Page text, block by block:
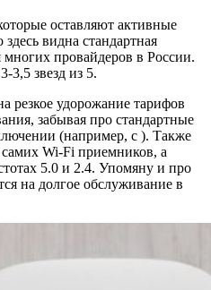
оставляют активные
видна стандартная
провайдеров в России.
3,5 звезд из 5.
резкое удорожание тарифов
забывая про стандартные
(например, с ). Также
самих Wi-Fi приемников, а
5.0 и 2.4. Упомяну и про
на долгое обслуживание в